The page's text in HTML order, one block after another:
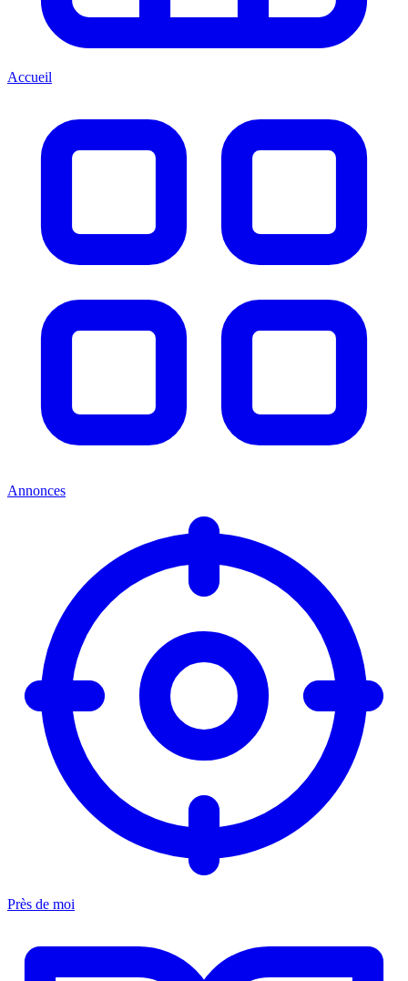
Accueil
Annonces
Près de moi